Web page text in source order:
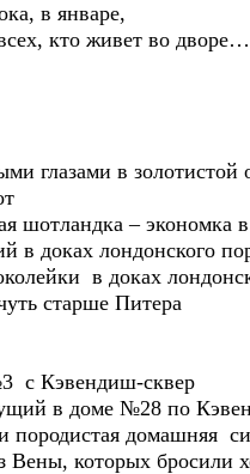
в январе,
кто живет во
глазами в золотистой
шотландка – экономка
доках лондонского
в доках
старше Питера
с Кэвендиш-сквер
в доме №28 по
породистая домашняя
которых бросили